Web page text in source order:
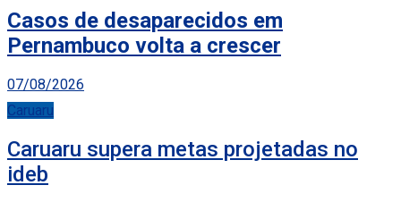
Casos de desaparecidos em
Pernambuco volta a crescer
07/08/2026
Caruaru
Caruaru supera metas projetadas no
ideb